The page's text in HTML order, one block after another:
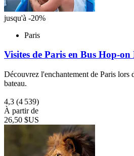
jusqu'à -20%
Paris
Visites de Paris en Bus Hop-
Découvrez l'enchantement de Paris lors
bateau.
4,3 (4 539)
À partir de
26,50 $US